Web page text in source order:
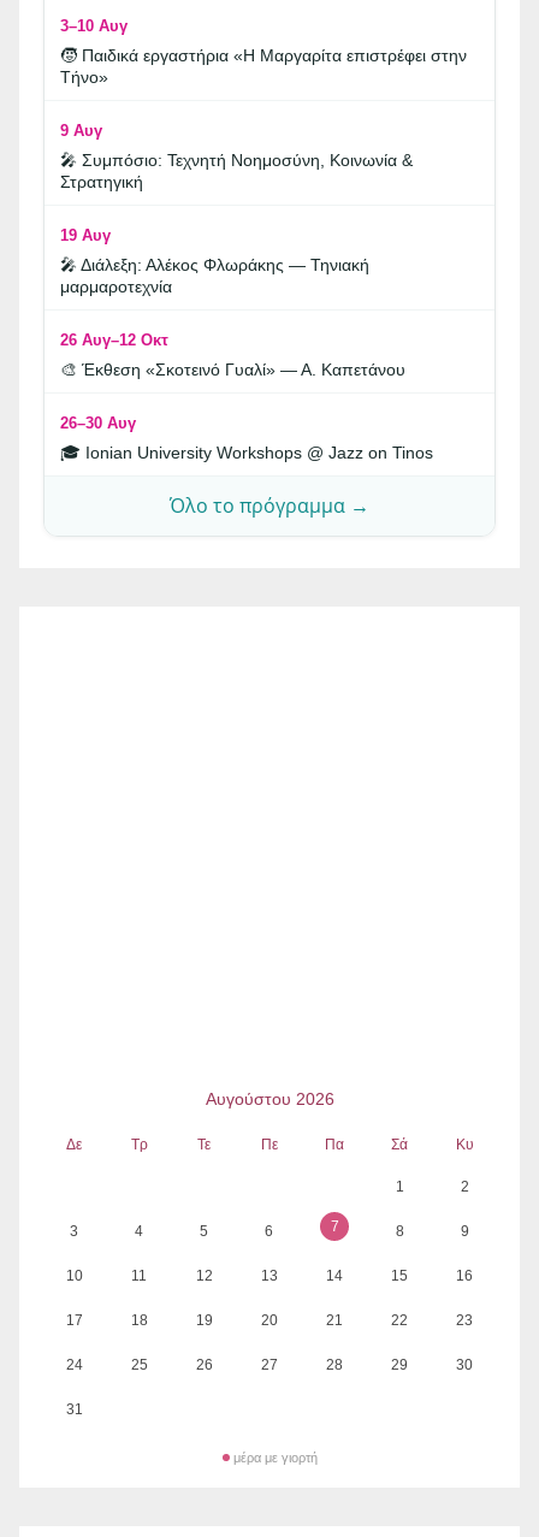
3–10 Αυγ
🧒 Παιδικά εργαστήρια «Η Μαργαρίτα επιστρέφει στην
Τήνο»
9 Αυγ
🎤 Συμπόσιο: Τεχνητή Νοημοσύνη, Κοινωνία &
Στρατηγική
19 Αυγ
🎤 Διάλεξη: Αλέκος Φλωράκης — Τηνιακή
μαρμαροτεχνία
26 Αυγ–12 Οκτ
🎨 Έκθεση «Σκοτεινό Γυαλί» — Α. Καπετάνου
26–30 Αυγ
🎓 Ionian University Workshops @ Jazz on Tinos
Όλο το πρόγραμμα →
Αυγούστου 2026
Δε Τρ Τε Πε Πα Σά Κυ
1 2
3 4 5 6 7 8 9
10 11 12 13 14 15 16
17 18 19 20 21 22 23
24 25 26 27 28 29 30
31
μέρα με γιορτή